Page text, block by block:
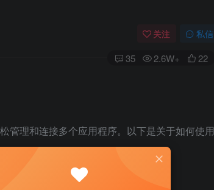
关注 私信
35 2.6W+ 22
管理和连接多个应用程序。以下是关于如何使用